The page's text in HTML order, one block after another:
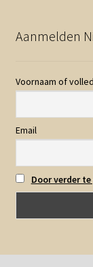
Aanmelden
Voornaam of
Email
Door verder